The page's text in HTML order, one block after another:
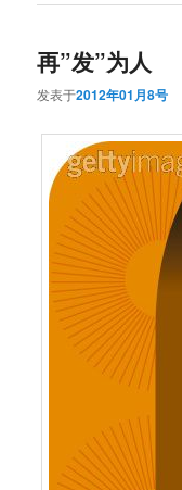
再”发”为人
发表于2012年01月8号